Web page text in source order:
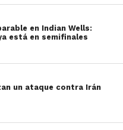
en Indian Wells:
está en semifinales
un ataque contra Irán